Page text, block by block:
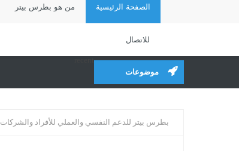
الصفحة الرئيسية من هو بطرس بيتر
للاتصال
موضوعات
بطرس بيتر للدعم النفسي والعملي للأفراد والشركات